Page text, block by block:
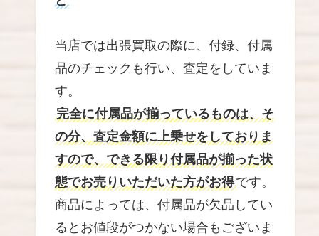
当店では出張買取の際に、付録、付属
品のチェックも行い、査定をしていま
す。
完全に付属品が揃っているものは、そ
の分、査定金額に上乗せをしておりま
すので、できる限り付属品が揃った状
態でお売りいただいた方がお得です。
商品によっては、付属品が欠品してい
るとお値段がつかない場合もございま